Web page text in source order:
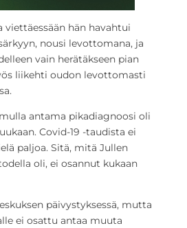
viettäessään hän havahtui
nousi levottomana, ja
vain herätäkseen pian
liikehti oudon levottomasti
antama pikadiagnoosi oli
Covid-19 -taudista ei
paljoa. Sitä, mitä Jullen
oli, ei osannut kukaan
päivystyksessä, mutta
ei osattu antaa muuta